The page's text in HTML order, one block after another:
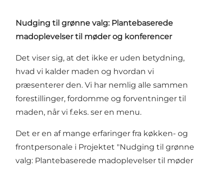
Nudging til grønne valg: Plantebaserede
madoplevelser til møder og konferencer
Det viser sig, at det ikke er uden betydning,
hvad vi kalder maden og hvordan vi
præsenterer den. Vi har nemlig alle sammen
forestillinger, fordomme og forventninger til
maden, når vi f.eks. ser en menu.
Det er en af mange erfaringer fra køkken- og
frontpersonale i Projektet "Nudging til grønne
valg: Plantebaserede madoplevelser til møder